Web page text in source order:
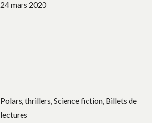
24 mars 2020
Polars, thrillers, Science fiction, Billets de
lectures